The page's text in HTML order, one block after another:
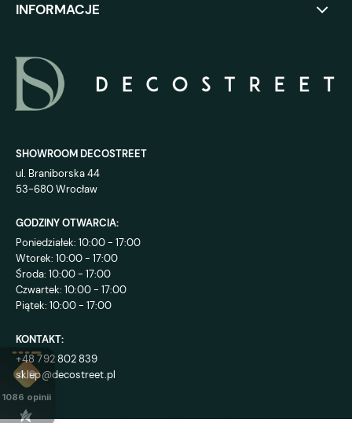
INFORMACJE
SHOWROOM DECOSTREET
ul. Braniborska 44
53-680 Wrocław
GODZINY OTWARCIA:
Poniedziałek: 10:00 - 17:00
Wtorek: 10:00 - 17:00
Środa: 10:00 - 17:00
Czwartek: 10:00 - 17:00
Piątek: 10:00 - 17:00
KONTAKT:
+48 792 802 839
sklep@decostreet.pl
4.9
1086 opinii